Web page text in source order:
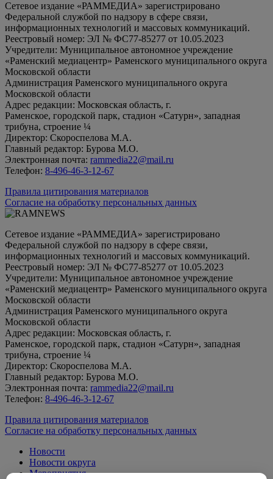
Сетевое издание «РАММЕДИА» зарегистрировано
Федеральной службой по надзору в сфере связи,
информационных технологий и массовых коммуникаций.
Реестровый номер: ЭЛ № ФС77-85277 от 10.05.2023
Учредители: Муниципальное автономное учреждение
«Раменский медиацентр» Раменского муниципального округа
Московской области
Администрация Раменского муниципального округа
Московской области
Адрес редакции: Московская область, г.
Раменское, городской парк, стадион «Сатурн», западная
трибуна, строение ¼
Директор: Скороспелова М.А.
Главный редактор: Бурова М.О.
Электронная почта: rammedia22@mail.ru
Телефон: 8-496-46-3-12-67
Правила цитирования материалов
Согласие на обработку персональных данных
Сетевое издание «РАММЕДИА» зарегистрировано
Федеральной службой по надзору в сфере связи,
информационных технологий и массовых коммуникаций.
Реестровый номер: ЭЛ № ФС77-85277 от 10.05.2023
Учредители: Муниципальное автономное учреждение
«Раменский медиацентр» Раменского муниципального округа
Московской области
Администрация Раменского муниципального округа
Московской области
Адрес редакции: Московская область, г.
Раменское, городской парк, стадион «Сатурн», западная
трибуна, строение ¼
Директор: Скороспелова М.А.
Главный редактор: Бурова М.О.
Электронная почта: rammedia22@mail.ru
Телефон: 8-496-46-3-12-67
Правила цитирования материалов
Согласие на обработку персональных данных
Новости
Новости округа
Мероприятия